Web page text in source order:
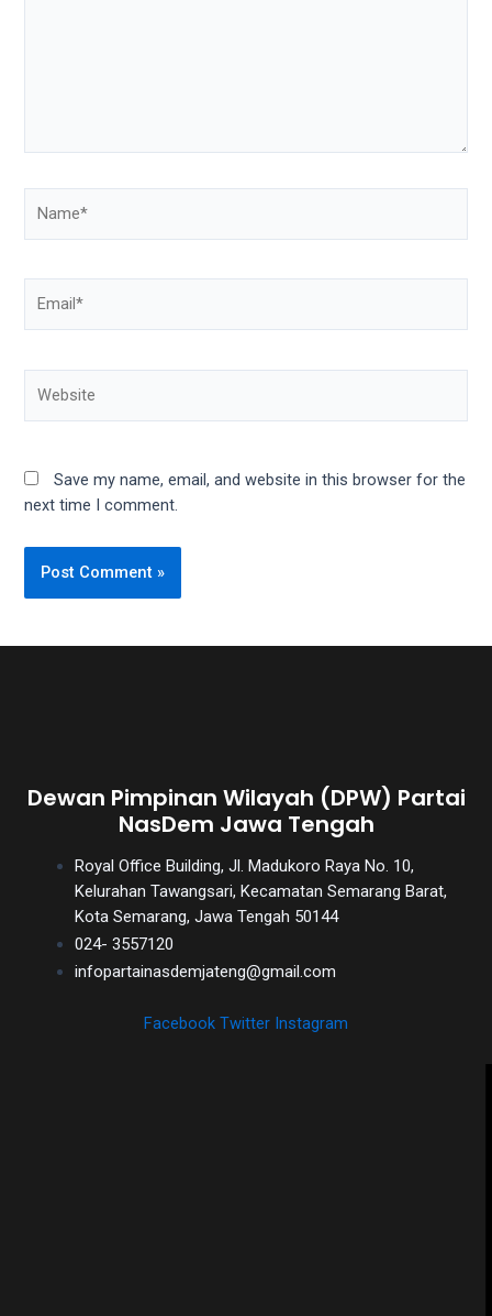
Save my name, email, and website in this browser for the
next time I comment.
Dewan Pimpinan Wilayah (DPW) Partai
NasDem Jawa Tengah
Royal Office Building, Jl. Madukoro Raya No. 10,
Kelurahan Tawangsari, Kecamatan Semarang Barat,
Kota Semarang, Jawa Tengah 50144
024- 3557120
infopartainasdemjateng@gmail.com
Facebook Twitter Instagram